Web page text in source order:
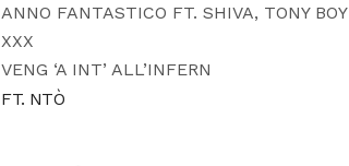
ANNO FANTASTICO FT. SHIVA, TONY BOY
XXX
VENG ‘A INT’ ALL’INFERN
FT. NTÒ